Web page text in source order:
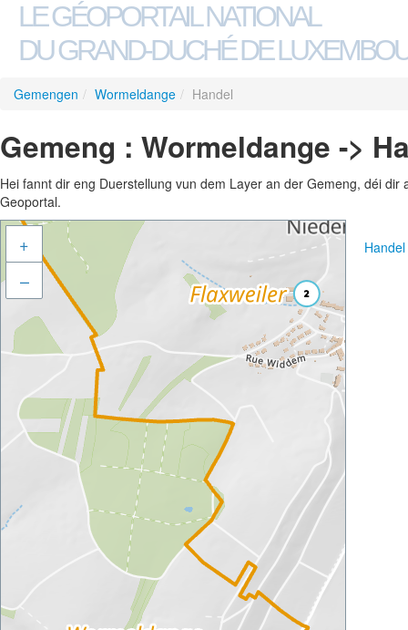
LE GÉOPORTAIL NATIONAL
DU GRAND-DUCHÉ DE
Gemengen / Wormeldange / Handel
Gemeng : Wormeldange ->
Hei fannt dir eng Duerstellung vun dem Layer an der Gemeng, déi
Geoportal.
+
–